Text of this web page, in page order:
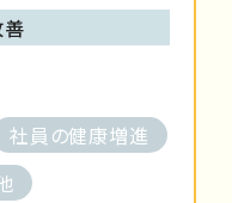
社員の健康増進